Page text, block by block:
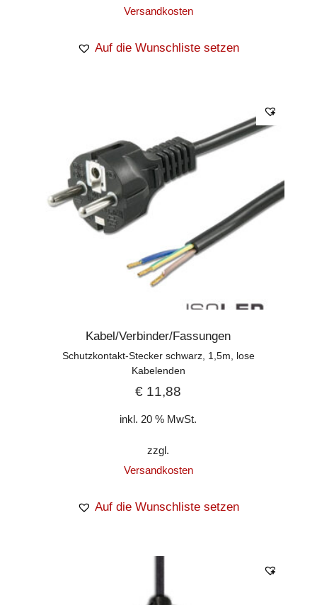
Versandkosten
Auf die Wunschliste setzen
Kabel/Verbinder/Fassungen
Schutzkontakt-Stecker schwarz, 1,5m, lose
Kabelenden
€ 11,88
inkl. 20 % MwSt.
zzgl.
Versandkosten
Auf die Wunschliste setzen